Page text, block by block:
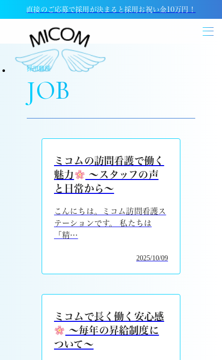
直接のご応募で採用が決まると採用お祝い金10万円！
採用職種
JOB
ミコムの訪問看護で働く
魅力
～スタッフの声
と日常から～
こんにちは。ミコム訪問看護ス
テーションです。 私たちは
「精…
2025/10/09
ミコムで長く働く安心感
～毎年の昇給制度に
ついて～